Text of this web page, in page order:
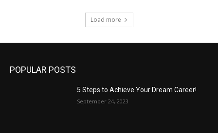
Load more
POPULAR POSTS
5 Steps to Achieve Your Dream Career!
September 24, 2023